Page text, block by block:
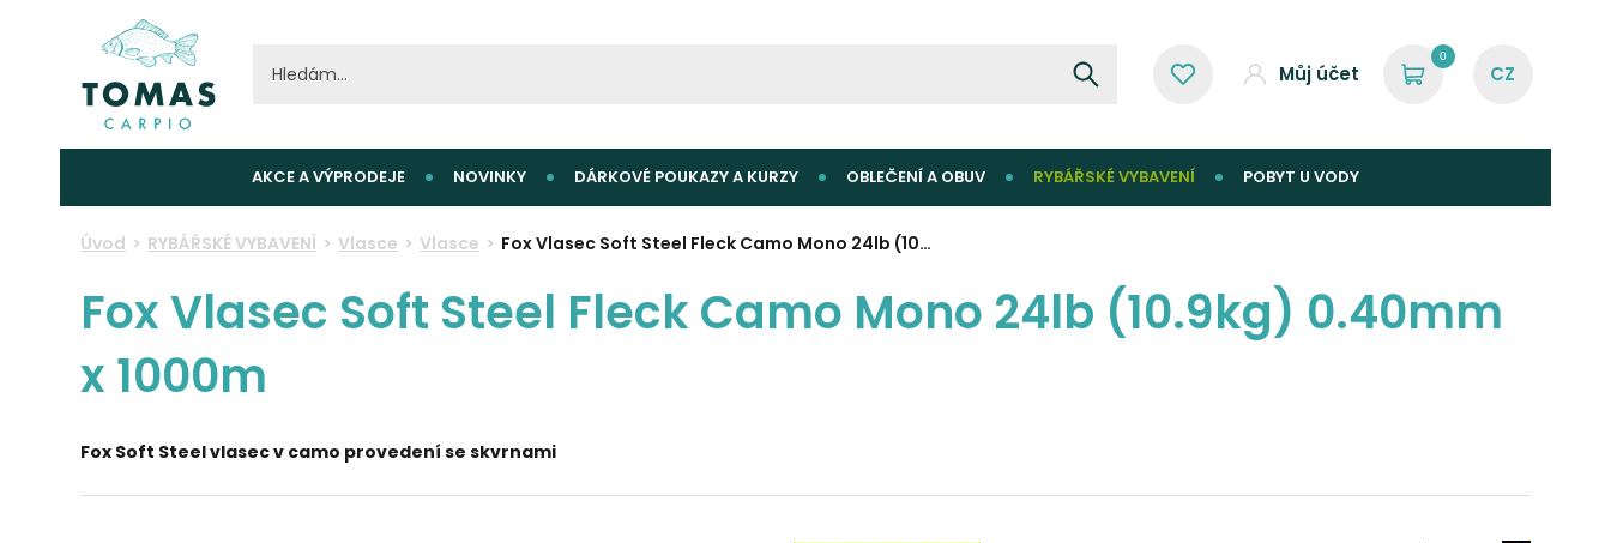
Můj účet
0
AKCE A VÝPRODEJE NOVINKY DÁRKOVÉ POUKAZY A KURZY OBLEČENÍ A OBUV RYBÁŘSKÉ VYBAVENÍ POBYT U VODY
Úvod RYBÁŘSKÉ VYBAVENÍ Vlasce Vlasce Fox Vlasec Soft Steel Fleck Camo Mono 24lb (10…
Fox Vlasec Soft Steel Fleck Camo Mono 24lb (10.9kg) 0.40mm
x 1000m
Fox Soft Steel vlasec v camo provedení se skvrnami